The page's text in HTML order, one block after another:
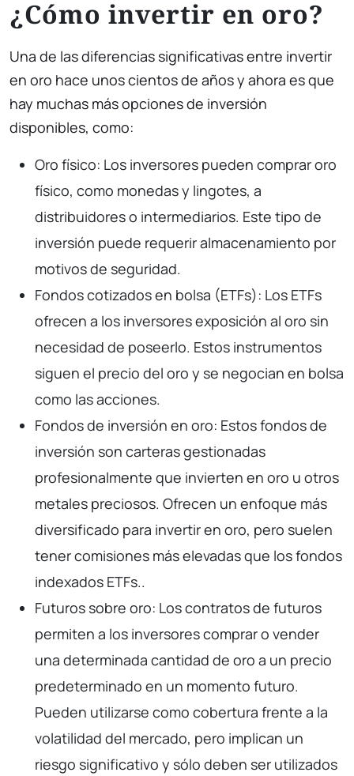
¿Cómo invertir en oro?
Una de las diferencias significativas entre invertir
en oro hace unos cientos de años y ahora es que
hay muchas más opciones de inversión
disponibles, como:
Oro físico: Los inversores pueden comprar oro
físico, como monedas y lingotes, a
distribuidores o intermediarios. Este tipo de
inversión puede requerir almacenamiento por
motivos de seguridad.
Fondos cotizados en bolsa (ETFs): Los ETFs
ofrecen a los inversores exposición al oro sin
necesidad de poseerlo. Estos instrumentos
siguen el precio del oro y se negocian en bolsa
como las acciones.
Fondos de inversión en oro: Estos fondos de
inversión son carteras gestionadas
profesionalmente que invierten en oro u otros
metales preciosos. Ofrecen un enfoque más
diversificado para invertir en oro, pero suelen
tener comisiones más elevadas que los fondos
indexados ETFs..
Futuros sobre oro: Los contratos de futuros
permiten a los inversores comprar o vender
una determinada cantidad de oro a un precio
predeterminado en un momento futuro.
Pueden utilizarse como cobertura frente a la
volatilidad del mercado, pero implican un
riesgo significativo y sólo deben ser utilizados